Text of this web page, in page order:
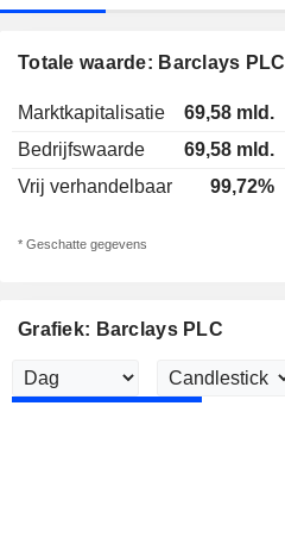
Totale waarde: Barclays PLC
Marktkapitalisatie 69,58 mld.
Bedrijfswaarde
69,58 mld.
Vrij verhandelbaar
99,72%
* Geschatte gegevens
Grafiek: Barclays PLC